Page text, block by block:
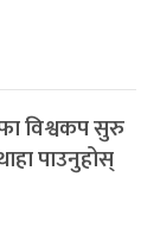
विश्वकप सुरु
पाउनुहोस्